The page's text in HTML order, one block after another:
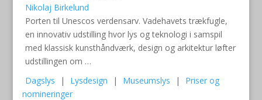
Nikolaj Birkelund
Porten til Unescos verdensarv. Vadehavets trækfugle,
en innovativ udstilling hvor lys og teknologi i samspil
med klassisk kunsthåndværk, design og arkitektur løfter
udstillingen om …
Dagslys
| Lysdesign | Museumslys |
Priser og
nomineringer